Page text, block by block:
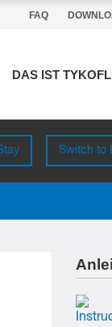
FAQ
DAS IST
Switch to